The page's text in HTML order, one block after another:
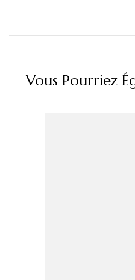
Vous Pourriez